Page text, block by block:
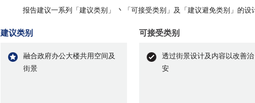
报告建议一系列「建议类别」 丶「可接受类别」及「建议避免类别」的设
建议类别
融合政府办公大楼共用空间及
街景
可接受类别
透过街景设计及内容以改善治
安